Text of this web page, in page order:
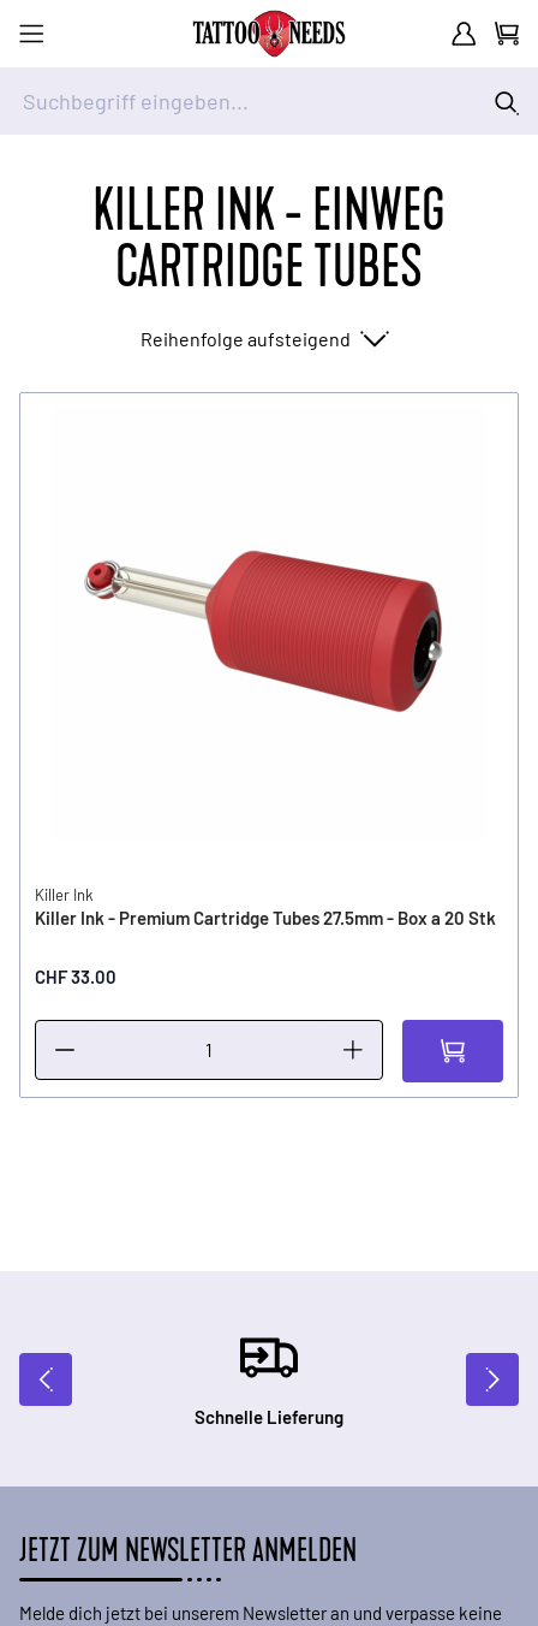
KILLER INK - EINWEG
CARTRIDGE TUBES
Sortieren nach
Killer Ink
Killer Ink - Premium Cartridge Tubes 27.5mm - Box a 20 Stk
CHF 33.00
Schnelle Lieferung
JETZT ZUM NEWSLETTER ANMELDEN
Melde dich jetzt bei unserem Newsletter an und verpasse keine